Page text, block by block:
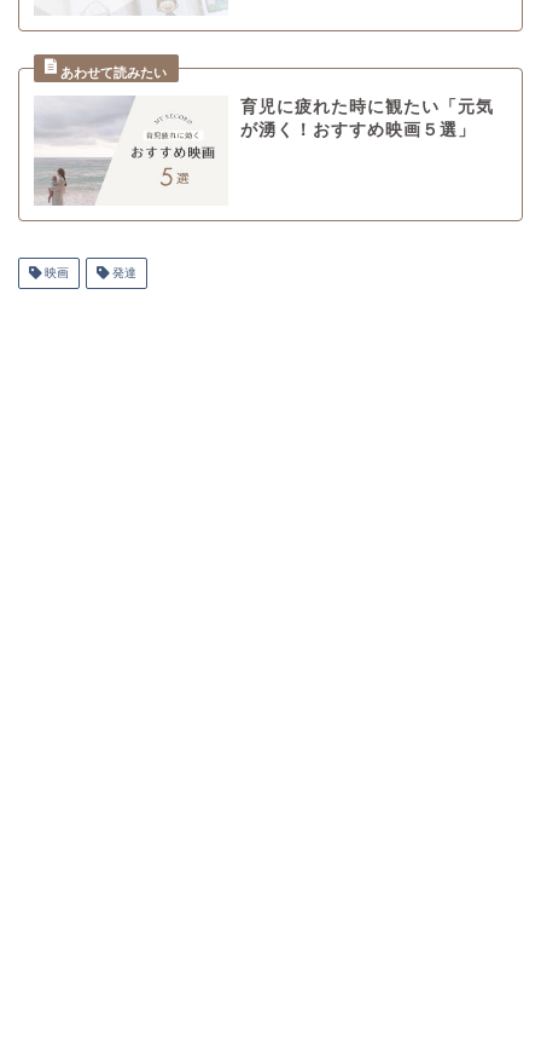
育児に疲れた時に観たい「元気
が湧く！おすすめ映画５選」
映画 発達